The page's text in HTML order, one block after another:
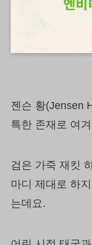
젠슨 황(Jensen
특한 존재로 여
검은 가죽 재킷
마디 제대로 하
는데요.